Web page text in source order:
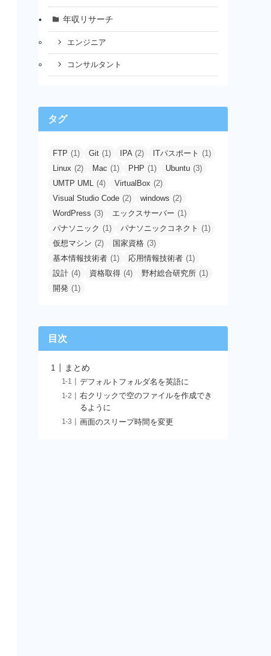
年収リサーチ
エンジニア
コンサルタント
タグ
FTP (1) Git (1) IPA (2) ITパスポート (1)
Linux (2) Mac (1) PHP (1) Ubuntu (3)
UMTP UML (4) VirtualBox (2)
Visual Studio Code (2) windows (2)
WordPress (3) エックスサーバー (1)
パナソニック (1) パナソニックコネクト (1)
仮想マシン (2) 国家資格 (3)
基本情報技術者 (1) 応用情報技術者 (1)
設計 (4) 資格取得 (4) 野村総合研究所 (1)
開発 (1)
目次
まとめ
デフォルトフォルダ名を英語に
右クリックで空のファイルを作成でき
るように
画面のスリープ時間を変更